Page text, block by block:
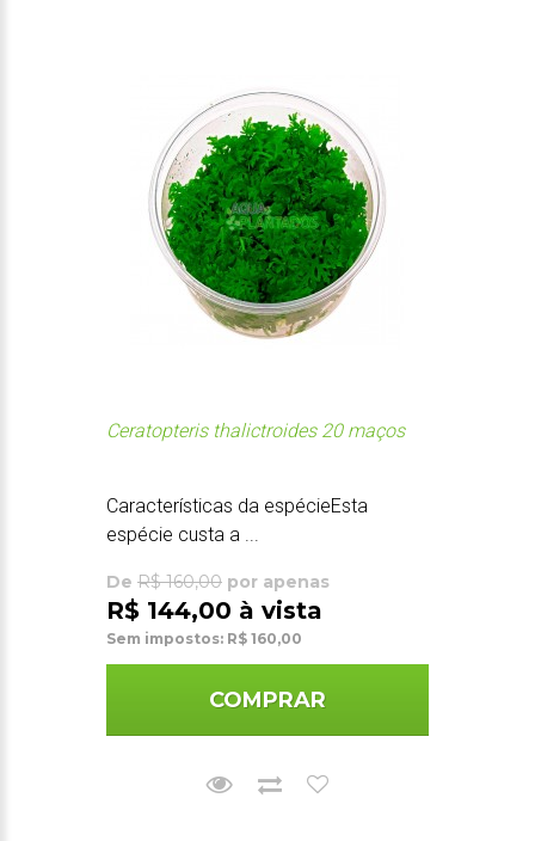
Ceratopteris thalictroides 20 maços
Características da espécieEsta
espécie custa a ...
De R$ 160,00 por apenas
R$ 144,00 à vista
Sem impostos: R$ 160,00
COMPRAR